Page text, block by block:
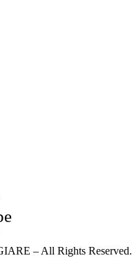
– All Rights Reserved.